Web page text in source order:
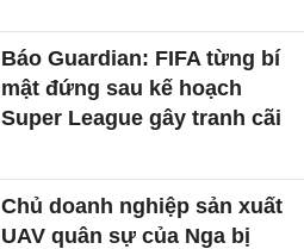
Báo Guardian: FIFA từng bí
mật đứng sau kế hoạch
Super League gây tranh cãi
Chủ doanh nghiệp sản xuất
UAV quân sự của Nga bị